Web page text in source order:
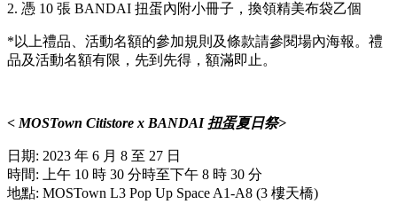
2. 憑 10 張 BANDAI 扭蛋內附小冊子，換領精美布袋乙個
*以上禮品、活動名額的參加規則及條款請參閱場內海報。禮
品及活動名額有限，先到先得，額滿即止。
< MOSTown Citistore x BANDAI 扭蛋夏日祭>
日期: 2023 年 6 月 8 至 27 日
時間: 上午 10 時 30 分時至下午 8 時 30 分
地點: MOSTown L3 Pop Up Space A1-A8 (3 樓天橋)